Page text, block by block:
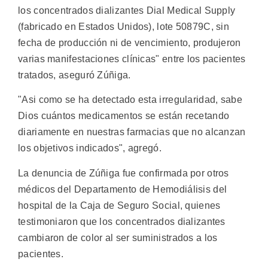
los concentrados dializantes Dial Medical Supply
(fabricado en Estados Unidos), lote 50879C, sin
fecha de producción ni de vencimiento, produjeron
varias manifestaciones clínicas" entre los pacientes
tratados, aseguró Zúñiga.
"Asi como se ha detectado esta irregularidad, sabe
Dios cuántos medicamentos se están recetando
diariamente en nuestras farmacias que no alcanzan
los objetivos indicados", agregó.
La denuncia de Zúñiga fue confirmada por otros
médicos del Departamento de Hemodiálisis del
hospital de la Caja de Seguro Social, quienes
testimoniaron que los concentrados dializantes
cambiaron de color al ser suministrados a los
pacientes.